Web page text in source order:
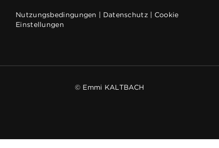
Nutzungsbedingungen | Datenschutz | Cookie
Einstellungen
© Emmi KALTBACH
MEINE AUSWAHL BESTÄTIGEN